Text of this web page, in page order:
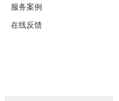
服务案例
在线反馈